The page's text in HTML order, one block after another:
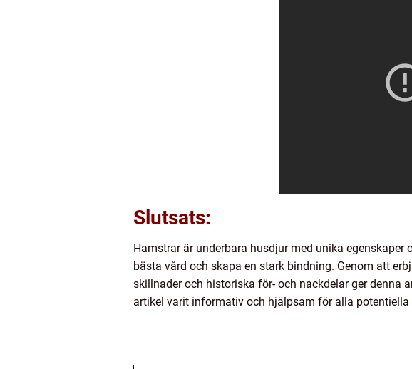
Slutsats:
Hamstrar är underbara husdjur med unika
bästa vård och skapa en stark bindning. Genom att
skillnader och historiska för- och nackdelar ger denna
artikel varit informativ och hjälpsam för alla potentiella